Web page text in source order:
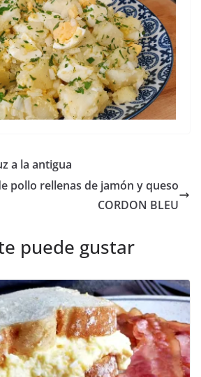
a la antigua
pollo rellenas de jamón y queso
CORDON BLEU
puede gustar